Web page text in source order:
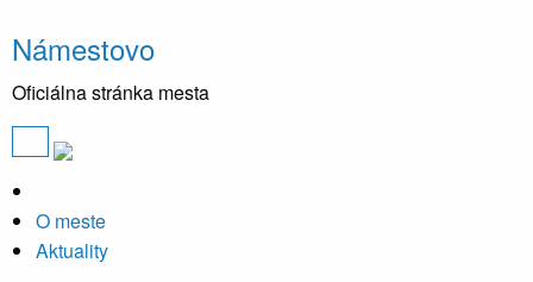
Námestovo
Oficiálna stránka mesta
O meste
Aktuality